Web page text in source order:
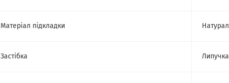
Матеріал підкладки
Застібка Липучка